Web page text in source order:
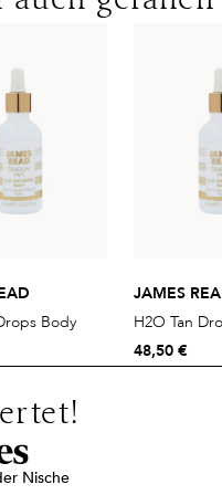
Body
JAMES
H2O Tan
48,50 €
Nische